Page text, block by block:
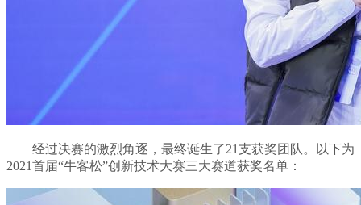
经过决赛的激烈角逐，最终诞生了21支获奖团队。以下为
2021首届“牛客松”创新技术大赛三大赛道获奖名单：